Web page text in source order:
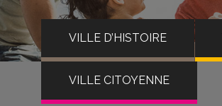
VILLE D’HISTOIRE
VILLE CITOYENNE